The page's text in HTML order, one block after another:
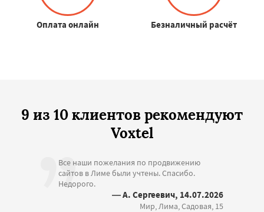
Оплата онлайн Безналичный расчёт
9 из 10 клиентов рекомендуют
Voxtel
Все наши пожелания по продвижению
сайтов в Лиме были учтены. Спасибо.
Недорого.
— А. Сергеевич, 14.07.2026
Мир, Лима, Садовая, 15